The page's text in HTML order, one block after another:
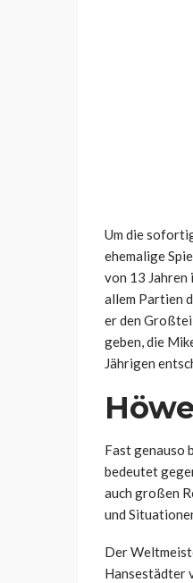
Um die
ehemalige
von 13
allem Partien
er den
geben, die
Jährigen
Fast genauso
bedeutet
auch großen
und
Der
Hansestädter